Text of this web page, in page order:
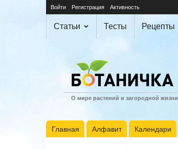
Войти Регистрация Активность
Статьи Тесты Рецепты
О мире растений и загородной жизни
Главная Алфавит Календари